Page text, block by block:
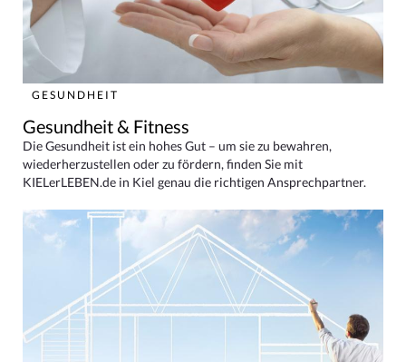
GESUNDHEIT
Gesundheit & Fitness
Die Gesundheit ist ein hohes Gut – um sie zu bewahren,
wiederherzustellen oder zu fördern, finden Sie mit
KIELerLEBEN.de in Kiel genau die richtigen Ansprechpartner.